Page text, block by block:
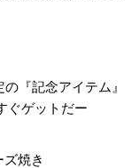
『記念アイテム』
ぐゲットだー
焼き